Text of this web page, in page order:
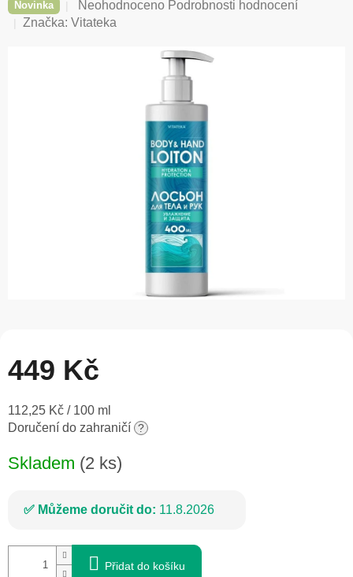
Novinka
Průměrné
hodnocení
Neohodnoceno Podrobnosti hodnocení
Značka: Vitateka
449 Kč
Měrná
cena:
112,25 Kč / 100 ml
Doručení do zahraničí ?
Skladem (2 ks)
Můžeme doručit do: 11.8.2026
Přidat do košíku